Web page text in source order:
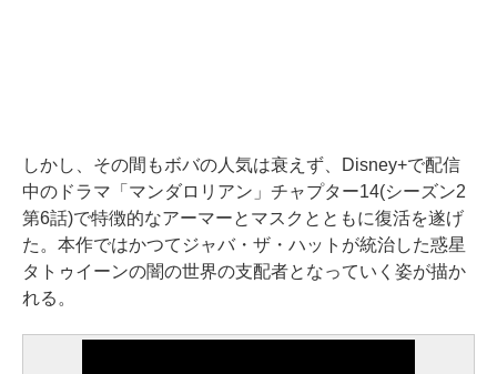
しかし、その間もボバの人気は衰えず、Disney+で配信
中のドラマ「マンダロリアン」チャプター14(シーズン2
第6話)で特徴的なアーマーとマスクとともに復活を遂げ
た。本作ではかつてジャバ・ザ・ハットが統治した惑星
タトゥイーンの闇の世界の支配者となっていく姿が描か
れる。